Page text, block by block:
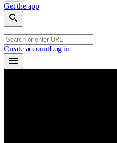
Get the app
Create accountLog in